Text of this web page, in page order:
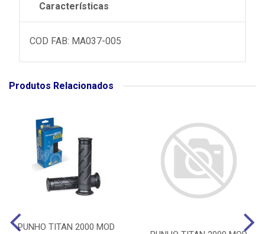
Características
COD FAB: MA037-005
Produtos Relacionados
PUNHO TITAN 2000 MOD